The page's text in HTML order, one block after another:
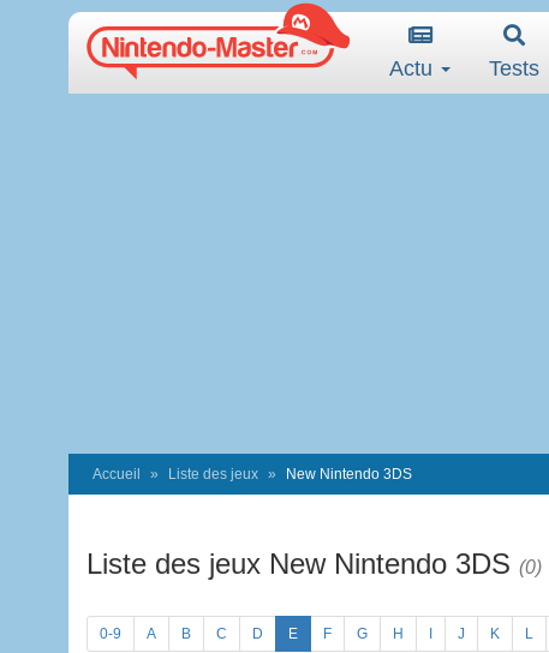
Actu Tests
Accueil Liste des jeux New Nintendo 3DS
Liste des jeux New Nintendo 3DS (0)
0-9 A B C D E F G H J K L